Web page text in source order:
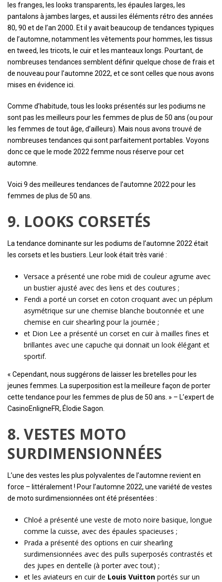
les franges, les looks transparents, les épaules larges, les
pantalons à jambes larges, et aussi les éléments rétro des années
80, 90 et de l’an 2000. Et il y avait beaucoup de tendances typiques
de l’automne, notamment les vêtements pour hommes, les tissus
en tweed, les tricots, le cuir et les manteaux longs. Pourtant, de
nombreuses tendances semblent définir quelque chose de frais et
de nouveau pour l’automne 2022, et ce sont celles que nous avons
mises en évidence ici.
Comme d’habitude, tous les looks présentés sur les podiums ne
sont pas les meilleurs pour les femmes de plus de 50 ans (ou pour
les femmes de tout âge, d’ailleurs). Mais nous avons trouvé de
nombreuses tendances qui sont parfaitement portables. Voyons
donc ce que le mode 2022 femme nous réserve pour cet
automne.
Voici 9 des meilleures tendances de l’automne 2022 pour les
femmes de plus de 50 ans.
9. LOOKS CORSETÉS
La tendance dominante sur les podiums de l’automne 2022 était
les corsets et les bustiers. Leur look était très varié :
Versace a présenté une robe midi de couleur agrume avec
un bustier ajusté avec des liens et des coutures ;
Fendi a porté un corset en coton croquant avec un péplum
asymétrique sur une chemise blanche boutonnée et une
chemise en cuir shearling pour la journée ;
et Dion Lee a présenté un corset en cuir à mailles fines et
brillantes avec une capuche qui donnait un look élégant et
sportif.
« Cependant, nous suggérons de laisser les bretelles pour les
jeunes femmes. La superposition est la meilleure façon de porter
cette tendance pour les femmes de plus de 50 ans. » – L’expert de
CasinoEnligneFR, Élodie Sagon.
8. VESTES MOTO
SURDIMENSIONNÉES
L’une des vestes les plus polyvalentes de l’automne revient en
force – littéralement ! Pour l’automne 2022, une variété de vestes
de moto surdimensionnées ont été présentées :
Chloé a présenté une veste de moto noire basique, longue
comme la cuisse, avec des épaules spacieuses ;
Prada a présenté des options en cuir shearling
surdimensionnées avec des pulls superposés contrastés et
des jupes en dentelle (à porter avec tout) ;
et les aviateurs en cuir de Louis Vuittonportés sur un